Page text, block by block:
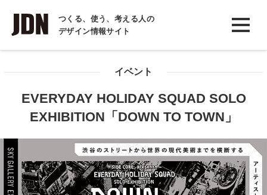
つくる、使う、考える人の
デザイン情報サイト
INTERVIEW
インタビュー
COLUMN
イベント
EVERYDAY HOLIDAY SQUAD SOLO
EXHIBITION「DOWN TO TOWN」